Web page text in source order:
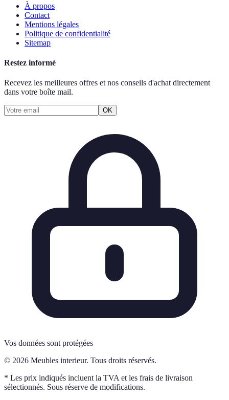
À propos
Contact
Mentions légales
Politique de confidentialité
Sitemap
Restez informé
Recevez les meilleures offres et nos conseils d'achat directement
dans votre boîte mail.
OK
Vos données sont protégées
© 2026 Meubles interieur. Tous droits réservés.
* Les prix indiqués incluent la TVA et les frais de livraison
sélectionnés. Sous réserve de modifications.